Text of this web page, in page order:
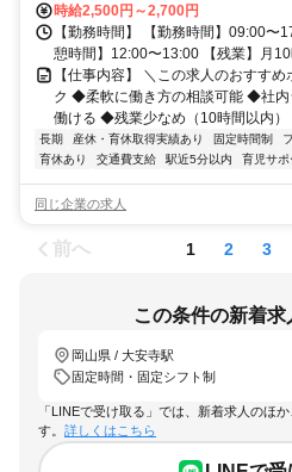
時給2,500円～2,700円
【勤務時間】 【勤務時間】09:00
憩時間】12:00〜13:00 【残業】月
【仕事内容】 ＼この求人のおすす
ク ◆柔軟に働き方の相談可能 ◆社内
働ける ◆残業少なめ（10時間以内
長期 産休・育休取得実績あり 固定時間制
育休あり
交通費支給 駅近5分以内 育児サポ
同じ企業の求人
前へ 1 2 3
この条件の新着
岡山県 / 大安寺駅
固定時間・固定シフト制
「LINEで受け取る」では、新着求人のほ
す。 詳しくはこちら